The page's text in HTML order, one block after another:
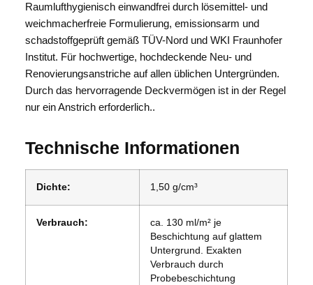
Raumlufthygienisch einwandfrei durch lösemittel- und
weichmacherfreie Formulierung, emissionsarm und
schadstoffgeprüft gemäß TÜV-Nord und WKI Fraunhofer
Institut. Für hochwertige, hochdeckende Neu- und
Renovierungsanstriche auf allen üblichen Untergründen.
Durch das hervorragende Deckvermögen ist in der Regel
nur ein Anstrich erforderlich..
Technische Informationen
Dichte: 1,50 g/cm³
Verbrauch:
ca. 130 ml/m² je
Beschichtung auf glattem
Untergrund. Exakten
Verbrauch durch
Probebeschichtung